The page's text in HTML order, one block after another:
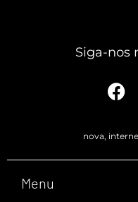
Siga-nos
nova,
Menu